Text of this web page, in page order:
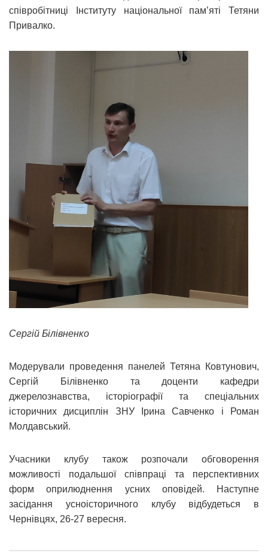
співробітниці Інституту національної пам’яті Тетяни
Привалко.
Сергій Білівненко
Модерували проведення панелей Тетяна Ковтунович,
Сергій Білівненко та доценти кафедри
джерелознавства, історіографії та спеціальних
історичних дисциплін ЗНУ Ірина Савченко і Роман
Молдавський.
Учасники клубу також розпочали обговорення
можливості подальшої співпраці та перспективних
форм оприлюднення усних оповідей. Наступне
засідання усноісторичного клубу відбудеться в
Чернівцях, 26-27 вересня.